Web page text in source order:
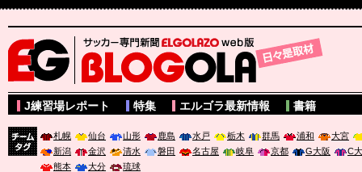
サッカー専門新聞ELGOLAZO web版 BLOGOLA
J練習場レポート 特集 エルゴラ最新情報 書籍
札幌 仙台 山形 鹿島 水戸 栃木 群馬 浦和
大宮
新潟
金沢 清水 磐田 名古屋 岐阜 京都 G大阪
C
熊本
大分 琉球